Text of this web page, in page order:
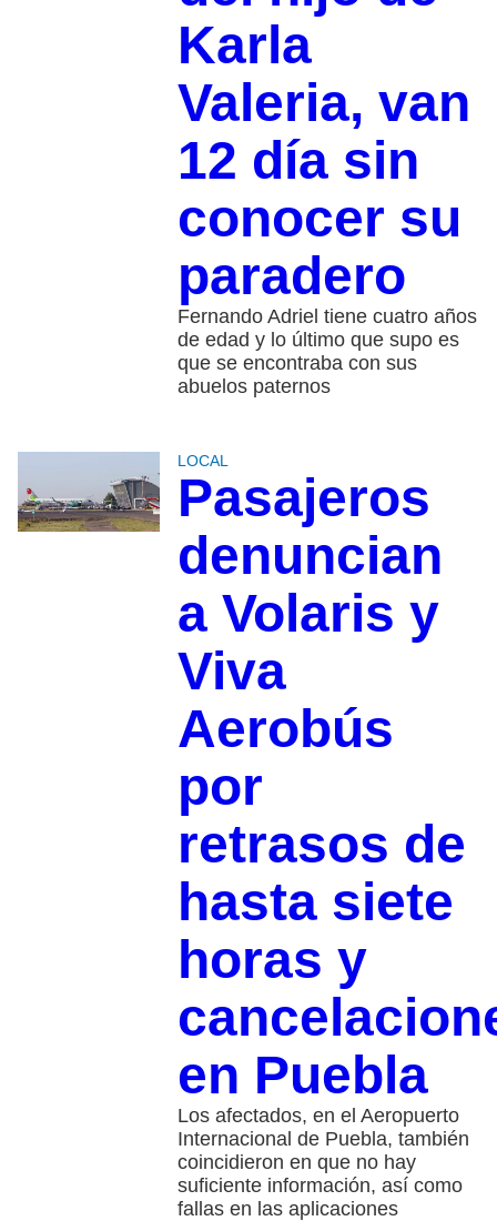
Karla
Valeria, van
12 día sin
conocer su
paradero
Fernando Adriel tiene cuatro años
de edad y lo último que supo es
que se encontraba con sus
abuelos paternos
LOCAL
Pasajeros
denuncian
a Volaris y
Viva
Aerobús
por
retrasos de
hasta siete
horas y
en Puebla
Los afectados, en el Aeropuerto
Internacional de Puebla, también
coincidieron en que no hay
suficiente información, así como
fallas en las aplicaciones